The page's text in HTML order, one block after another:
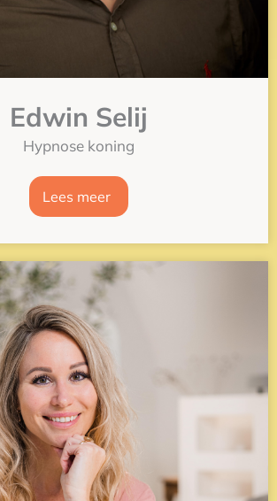
Edwin Selij
Hypnose koning
Lees meer